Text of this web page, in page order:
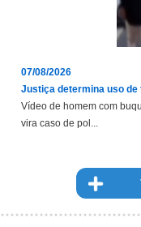
07/08/2026
Justiça determina uso
Vídeo de homem com
vira caso de pol...